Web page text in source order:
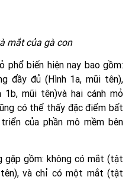
mắt của gà con
biến hiện nay bao gồm:
đầy đủ (Hình 1a, mũi tên),
mũi tên)và hai cánh mỏ
có thể thấy đặc điểm bất
của phần mô mềm bên
gồm: không có mắt (tật
và chỉ có một mắt (tật